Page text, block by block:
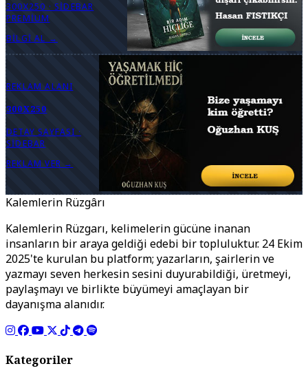
300X250 · SIDEBAR
PREMIUM
BILGI AL →
REKLAM ALANI
300X250
DETAY SAYFASI ·
SIDEBAR
REKLAM VER →
Kalemlerin Rüzgârı
Kalemlerin Rüzgarı, kelimelerin gücüne inanan
insanların bir araya geldiği edebi bir topluluktur. 24 Ekim
2025'te kurulan bu platform; yazarların, şairlerin ve
yazmayı seven herkesin sesini duyurabildiği, üretmeyi,
paylaşmayı ve birlikte büyümeyi amaçlayan bir
dayanışma alanıdır.
Kategoriler